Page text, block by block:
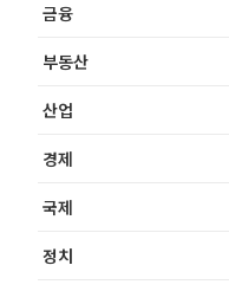
금융
부동산
산업
경제
국제
정치